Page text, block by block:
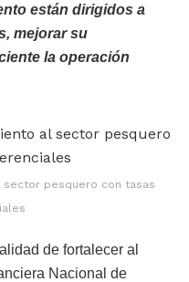
están dirigidos a
mejorar su
la operación
sector pesquero con tasas
de fortalecer al
Nacional de